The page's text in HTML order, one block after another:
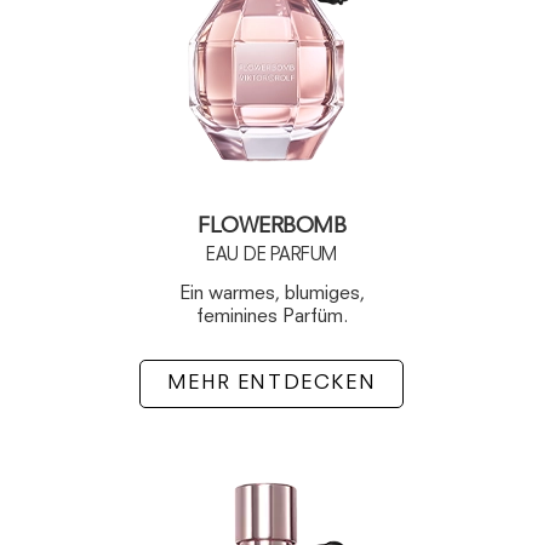
FLOWERBOMB
EAU DE PARFUM
Ein warmes, blumiges,
feminines Parfüm.
MEHR ENTDECKEN